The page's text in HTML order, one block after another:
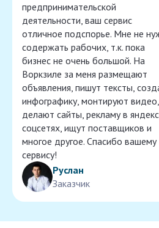
предпринимательской
деятельности, ваш сервис
отличное подспорье. Мне не
содержать рабочих, т.к. пока
бизнес не очень большой. На
Воркзиле за меня размещают
объявления, пишут тексты,
инфографику, монтируют видео,
делают сайты, рекламу в
соцсетях, ищут поставщиков и
многое другое. Спасибо вашему
сервису!
Руслан
Заказчик